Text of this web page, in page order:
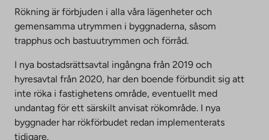
new
tab
in
new
Rökning är förbjuden i alla våra lägenheter och
gemensamma utrymmen i byggnaderna, såsom
trapphus och bastuutrymmen och förråd.
I nya bostadsrättsavtal ingångna från 2019 och
hyresavtal från 2020, har den boende förbundit sig att
inte röka i fastighetens område, eventuellt med
undantag för ett särskilt anvisat rökområde. I nya
byggnader har rökförbudet redan implementerats
tidigare.